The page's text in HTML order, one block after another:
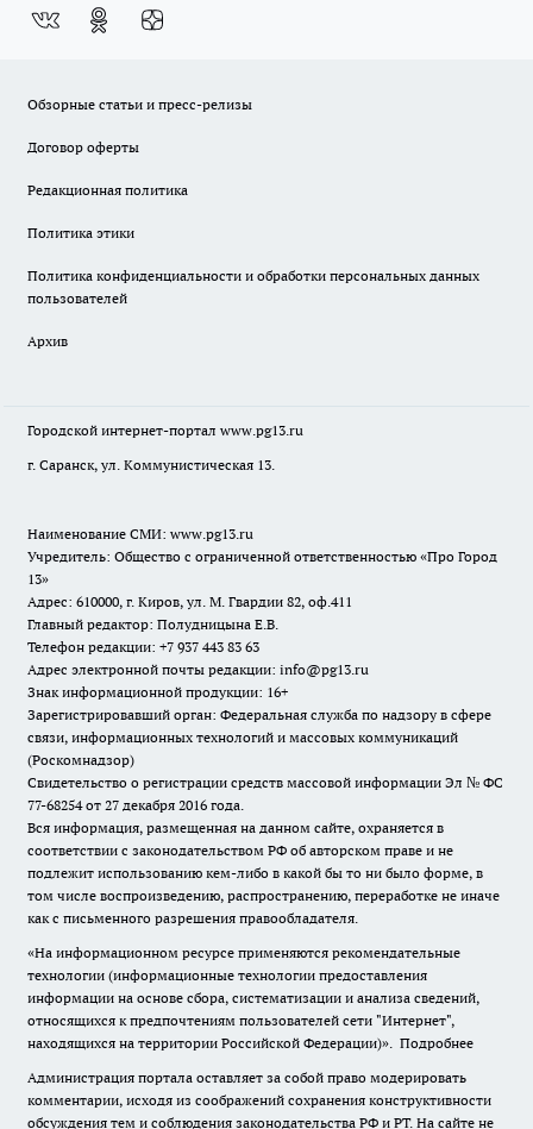
Обзорные статьи и пресс-релизы
Договор оферты
Редакционная политика
Политика этики
Политика конфиденциальности и обработки персональных данных
пользователей
Архив
Городской интернет-портал www.pg13.ru
г. Саранск, ул. Коммунистическая 13.
Наименование СМИ: www.pg13.ru
Учредитель: Общество с ограниченной ответственностью «Про Город
13»
Адрес: 610000, г. Киров, ул. М. Гвардии 82, оф.411
Главный редактор: Полудницына Е.В.
Телефон редакции: +7 937 443 83 63
Адрес электронной почты редакции: info@pg13.ru
Знак информационной продукции: 16+
Зарегистрировавший орган: Федеральная служба по надзору в сфере
связи, информационных технологий и массовых коммуникаций
(Роскомнадзор)
Свидетельство о регистрации средств массовой информации Эл № ФС
77-68254 от 27 декабря 2016 года.
Вся информация, размещенная на данном сайте, охраняется в
соответствии с законодательством РФ об авторском праве и не
подлежит использованию кем-либо в какой бы то ни было форме, в
том числе воспроизведению, распространению, переработке не иначе
как с письменного разрешения правообладателя.
«На информационном ресурсе применяются рекомендательные
технологии (информационные технологии предоставления
информации на основе сбора, систематизации и анализа сведений,
относящихся к предпочтениям пользователей сети "Интернет",
находящихся на территории Российской Федерации)». Подробнее
Администрация портала оставляет за собой право модерировать
комментарии, исходя из соображений сохранения конструктивности
обсуждения тем и соблюдения законодательства РФ и РТ. На сайте не